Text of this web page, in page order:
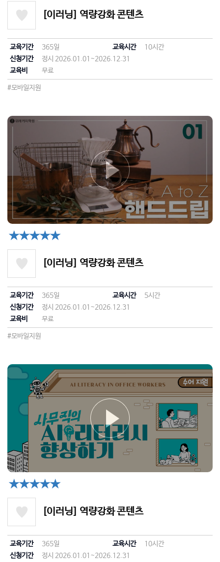
[이러닝] 역량강화 콘텐츠
교육기간 365일 교육시간
10시간
신청기간
정시 2026.01.01~2026.12.31
교육비
무료
#모바일지원
★★★★★
[이러닝] 역량강화 콘텐츠
교육기간 365일 교육시간
5시간
신청기간
정시 2026.01.01~2026.12.31
교육비
무료
#모바일지원
★★★★★
[이러닝] 역량강화 콘텐츠
교육기간 365일 교육시간
10시간
신청기간
정시 2026.01.01~2026.12.31